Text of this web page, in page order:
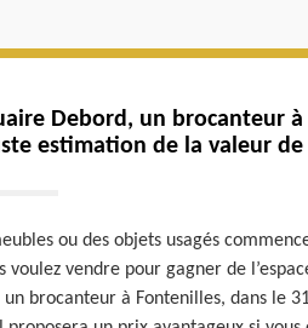
Debord, un brocanteur
estimation de la valeur
ou des objets usagés
voulez vendre pour gagner de
un brocanteur à Fontenilles, dans le